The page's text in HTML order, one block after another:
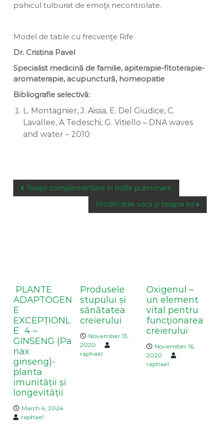
psihicul tulburat de emoţii necontrolate.
Model de table cu frecvenţe Rife
Dr. Cristina Pavel
Specialist medicină de familie, apiterapie-fitoterapie-
aromaterapie, acupunctură, homeopatie
Bibliografie selectivă:
L. Montagnier, J. Aissa, E. Del Giudice, C.
Lavallee, A Tedeschi, G. Vitiello – DNA waves
and water – 2010
o
a
t
i
o
n
Terapii complementare în bolile pulmonare
Modificările vocii şi terapia lor
PLANTE
ADAPTOGEN
E
EXCEPȚIONL
E 4 –
GINSENG (Pa
nax
ginseng)-
planta
imunității și
longevității
March 4, 2024
raphael
Produsele
stupului și
sănătatea
creierului
November 13,
2020
raphael
Oxigenul –
un element
vital pentru
funcţionarea
creierului
November 16,
2020
raphael